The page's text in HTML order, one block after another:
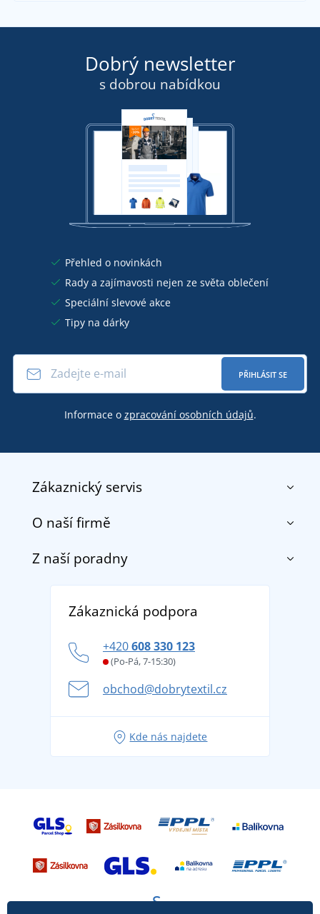
Dobrý newsletter
s dobrou nabídkou
Přehled o novinkách
Rady a zajímavosti nejen ze světa oblečení
Speciální slevové akce
Tipy na dárky
PŘIHLÁSIT SE
Informace o zpracování osobních údajů.
Zákaznický servis
Kontakt
Doprava a platba
Vrácení zboží a reklamace
Potisk a výšivka
Věrnostní program BONTIS +
O naší firmě
O nás
Z naší poradny
tradicí od roku 1976
Letní dobrodružství začíná balením aneb připravte
se na dovolenou bez starostí
Tipy na svěží outfity pro pohodové léto
Zákaznická podpora
+420608 330 123
(Po-Pá, 7-15:30)
obchod@dobrytextil.cz
Kde nás najdete